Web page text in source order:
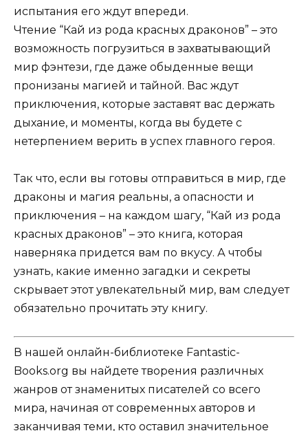
испытания его ждут впереди.
Чтение “Кай из рода красных драконов” – это
возможность погрузиться в захватывающий
мир фэнтези, где даже обыденные вещи
пронизаны магией и тайной. Вас ждут
приключения, которые заставят вас держать
дыхание, и моменты, когда вы будете с
нетерпением верить в успех главного героя.
Так что, если вы готовы отправиться в мир, где
драконы и магия реальны, а опасности и
приключения – на каждом шагу, “Кай из рода
красных драконов” – это книга, которая
наверняка придется вам по вкусу. А чтобы
узнать, какие именно загадки и секреты
скрывает этот увлекательный мир, вам следует
обязательно прочитать эту книгу.
В нашей онлайн-библиотеке Fantastic-
Books.org вы найдете творения различных
жанров от знаменитых писателей со всего
мира, начиная от современных авторов и
заканчивая теми, кто оставил значительное